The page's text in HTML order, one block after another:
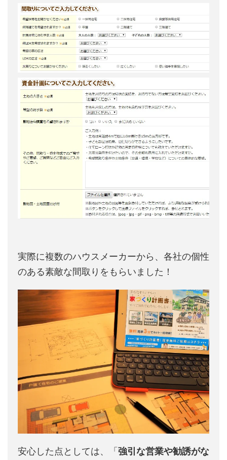
実際に複数のハウスメーカーから、各社の個性
のある素敵な間取りをもらいました！
安心した点としては、「強引な営業や勧誘がな